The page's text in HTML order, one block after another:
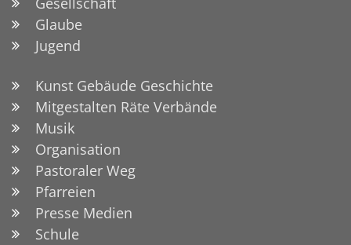
Glaube
Jugend
Kunst Gebäude Geschichte
Mitgestalten Räte Verbände
Musik
Organisation
Pastoraler Weg
Pfarreien
Presse Medien
Schule